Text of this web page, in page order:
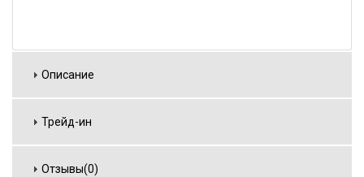
Описание
Трейд-ин
Отзывы(0)